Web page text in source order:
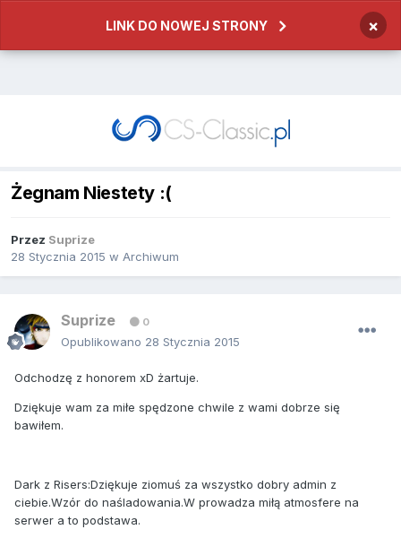
LINK DO NOWEJ STRONY ×
Żegnam Niestety :(
Przez Suprize
28 Stycznia 2015 w Archiwum
Suprize 0
Opublikowano 28 Stycznia 2015
Odchodzę z honorem xD żartuje.
Dziękuje wam za miłe spędzone chwile z wami dobrze się
bawiłem.
Dark z Risers:Dziękuje ziomuś za wszystko dobry admin z
ciebie.Wzór do naśladowania.W prowadza miłą atmosfere na
serwer a to podstawa.